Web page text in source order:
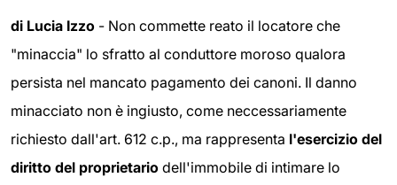
di Lucia Izzo - Non commette reato il locatore che
"minaccia" lo sfratto al conduttore moroso qualora
persista nel mancato pagamento dei canoni. Il danno
minacciato non è ingiusto, come neccessariamente
richiesto dall'art. 612 c.p., ma rappresenta l'esercizio del
diritto del proprietario dell'immobile di intimare lo